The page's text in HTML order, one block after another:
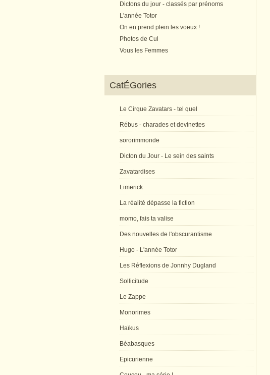
Dictons du jour - classés par prénoms
L'année Totor
On en prend plein les voeux !
Photos de Cul
Vous les Femmes
CatÉGories
Le Cirque Zavatars - tel quel
Rébus - charades et devinettes
sororimmonde
Dicton du Jour - Le sein des saints
Zavatardises
Limerick
La réalité dépasse la fiction
momo, fais ta valise
Des nouvelles de l'obscurantisme
Hugo - L'année Totor
Les Réflexions de Jonnhy Dugland
Sollicitude
Le Zappe
Monorimes
Haïkus
Béabasques
Epicurienne